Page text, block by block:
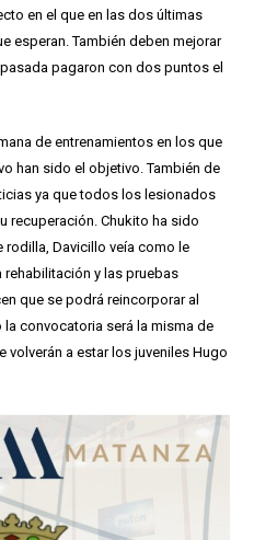
en el que en las dos últimas
esperan. También deben mejorar
pagaron con dos puntos el
de entrenamientos en los que
han sido el objetivo. También de
ya que todos los lesionados
recuperación. Chukito ha sido
Davicillo veía como le
rehabilitación y las pruebas
que se podrá reincorporar al
convocatoria será la misma de
volverán a estar los juveniles Hugo